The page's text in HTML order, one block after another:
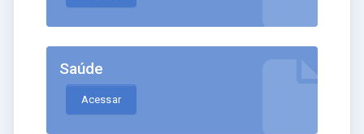
Saúde
Acessar